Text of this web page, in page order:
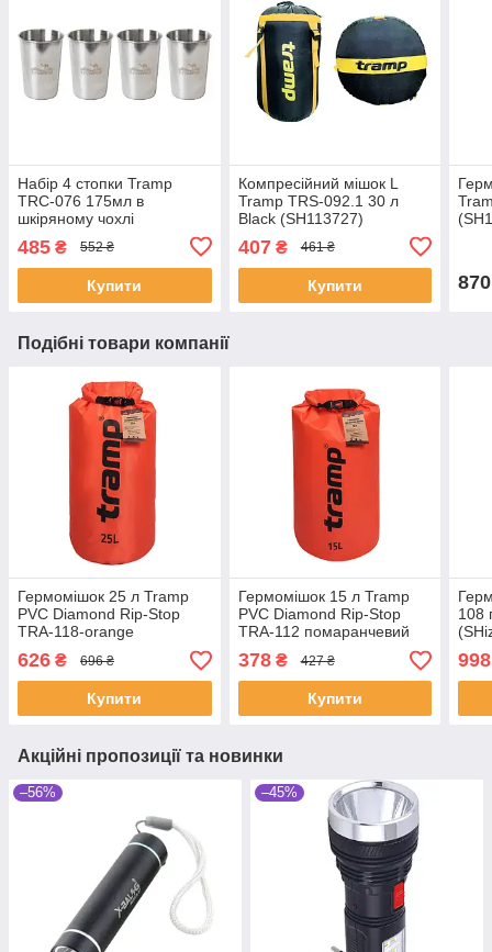
Набір 4 стопки Tramp
TRC-076 175мл в
шкіряному чохлі
485 ₴ 552 ₴
Купити
Компресійний мішок L
Tramp TRS-092.1 30 л
Black (SH113727)
407₴ 461 ₴
Купити 870
Подібні товари компанії
Гермомішок 25 л Tramp
PVC Diamond Rip-Stop
TRA-118-orange
(SHiz12786)
626 ₴ 696 ₴
Купити
Гермомішок 15 л Tramp
PVC Diamond Rip-Stop
TRA-112 помаранчевий
(SHiz12783)
378₴ 427 ₴
Купити
108
998
Акційні пропозиції та новинки
–56% –45%